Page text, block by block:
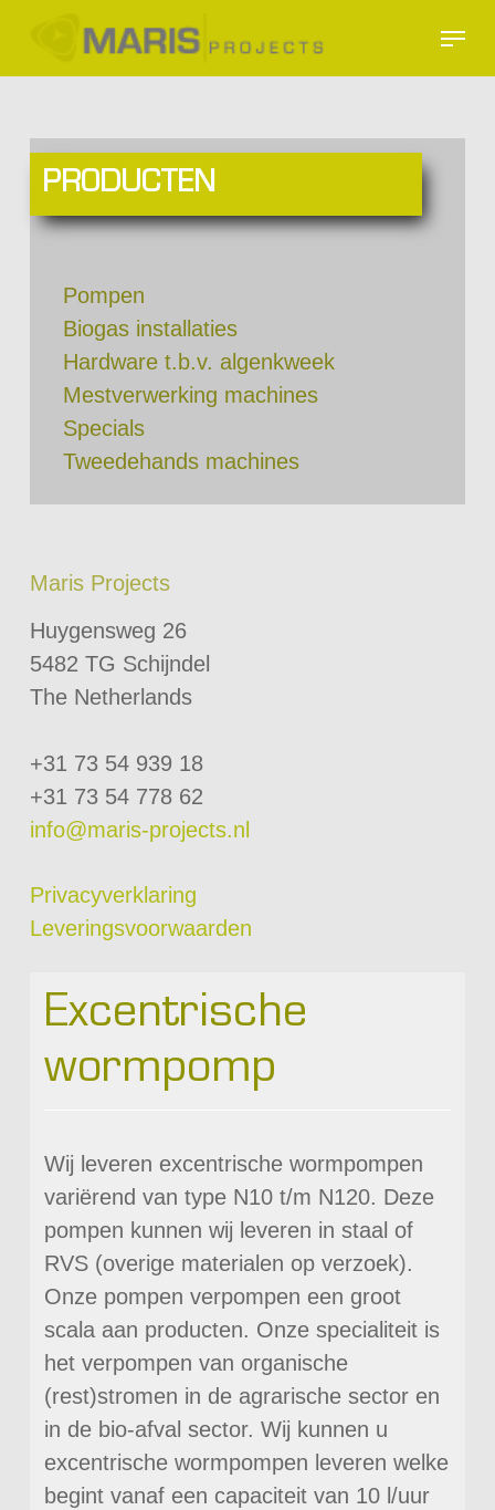
main
Menu
PRODUCTEN
Pompen
Biogas installaties
Hardware t.b.v. algenkweek
Mestverwerking machines
Specials
Tweedehands machines
Maris Projects
Huygensweg 26
5482 TG Schijndel
The Netherlands
+31 73 54 939 18
+31 73 54 778 62
info@maris-projects.nl
Privacyverklaring
Leveringsvoorwaarden
Excentrische
wormpomp
Wij leveren excentrische wormpompen
variërend van type N10 t/m N120. Deze
pompen kunnen wij leveren in staal of
RVS (overige materialen op verzoek).
Onze pompen verpompen een groot
scala aan producten. Onze specialiteit is
het verpompen van organische
(rest)stromen in de agrarische sector en
in de bio-afval sector. Wij kunnen u
excentrische wormpompen leveren welke
begint vanaf een capaciteit van 10 l/uur
Close